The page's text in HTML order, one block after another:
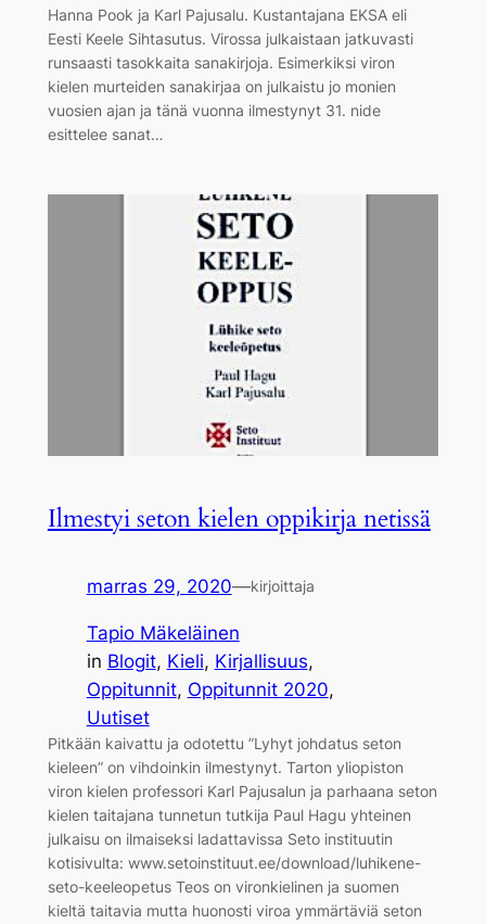
Hanna Pook ja Karl Pajusalu. Kustantajana EKSA eli
Eesti Keele Sihtasutus. Virossa julkaistaan jatkuvasti
runsaasti tasokkaita sanakirjoja. Esimerkiksi viron
kielen murteiden sanakirjaa on julkaistu jo monien
vuosien ajan ja tänä vuonna ilmestynyt 31. nide
esittelee sanat…
Ilmestyi seton kielen oppikirja netissä
marras 29, 2020—kirjoittaja
Tapio Mäkeläinen
in Blogit, Kieli, Kirjallisuus
Oppitunnit, Oppitunnit 2020
Uutiset
Pitkään kaivattu ja odotettu ”Lyhyt johdatus seton
kieleen” on vihdoinkin ilmestynyt. Tarton yliopiston
viron kielen professori Karl Pajusalun ja parhaana seton
kielen taitajana tunnetun tutkija Paul Hagu yhteinen
julkaisu on ilmaiseksi ladattavissa Seto instituutin
kotisivulta: www.setoinstituut.ee/download/luhikene-
seto-keeleopetus Teos on vironkielinen ja suomen
kieltä taitavia mutta huonosti viroa ymmärtäviä seton